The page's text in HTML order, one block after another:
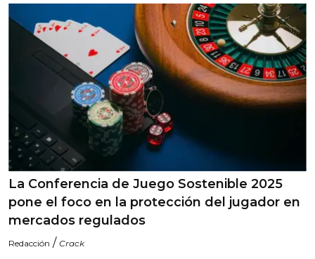
La Conferencia de Juego Sostenible 2025
pone el foco en la protección del jugador en
mercados regulados
Redacción / Crack